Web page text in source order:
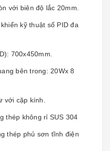
với biên độ lắc 20mm.
kỹ thuật số PID đa
700x450mm.
bên trong: 20Wx 8
với cặp kính.
thép không rỉ SUS 304
thép phủ sơn tĩnh điện